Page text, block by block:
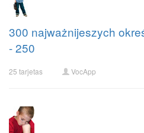
300 najważnijeszych
- 250
25 tarjetas VocApp